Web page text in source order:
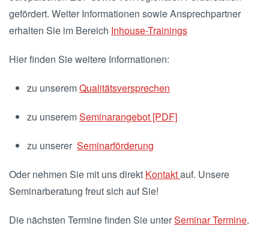
gefördert. Weiter Informationen sowie Ansprechpartner
erhalten Sie im Bereich Inhouse-Trainings
Hier finden Sie weitere Informationen:
zu unseremQualitätsversprechen
zu unseremSeminarangebot [PDF]
zu unserer Seminarförderung
Oder nehmen Sie mit uns direkt Kontaktauf. Unsere
Seminarberatung freut sich auf Sie!
Die nächsten Termine finden Sie unterSeminar Termine.